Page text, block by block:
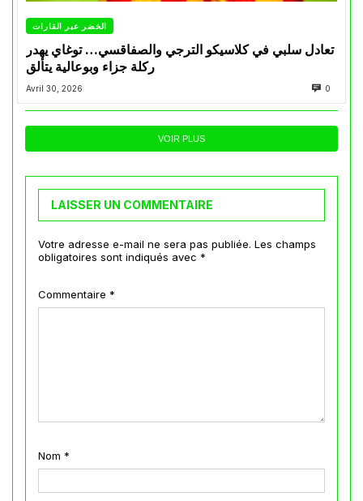
الخضر عبر القارات
تعادل سلبي في كلاسيكو الترجي والصفاقسي… توغاي يهدر
ركلة جزاء وبوعالية يتألق
Avril 30, 2026 0
VOIR PLUS
LAISSER UN COMMENTAIRE
Votre adresse e-mail ne sera pas publiée. Les champs
obligatoires sont indiqués avec *
Commentaire *
Nom *